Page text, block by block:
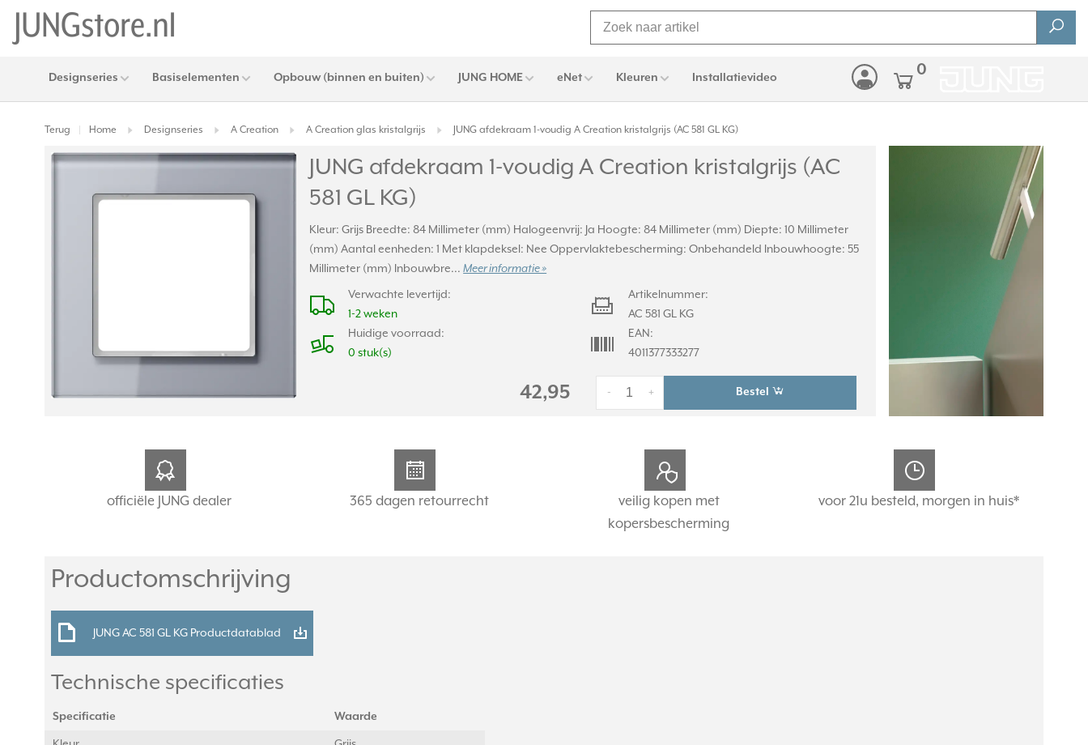
Designseries Basiselementen Opbouw (binnen en buiten) JUNG HOME eNet Kleuren Installatievideo 0
Terug Home Designseries A Creation A Creation glas kristalgrijs JUNG afdekraam 1-voudig A Creation kristalgrijs (AC 581 GL KG)
JUNG afdekraam 1-voudig A Creation kristalgrijs (AC
581 GL KG)
Kleur: Grijs Breedte: 84 Millimeter (mm) Halogeenvrij: Ja Hoogte: 84 Millimeter (mm) Diepte: 10 Millimeter
(mm) Aantal eenheden: 1 Met klapdeksel: Nee Oppervlaktebescherming: Onbehandeld Inbouwhoogte: 55
Millimeter (mm) Inbouwbre...Meer informatie »
Verwachte levertijd:
1-2 weken
Huidige voorraad:
0 stuk(s)
Artikelnummer:
AC 581 GL KG
EAN:
4011377333277
42,95 +
- Bestel
officiële JUNG dealer 365 dagen retourrecht
veilig kopen met
kopersbescherming
voor 21u besteld, morgen in huis*
Productomschrijving
JUNG AC 581 GL KG Productdatablad
Technische specificaties
Specificatie Waarde